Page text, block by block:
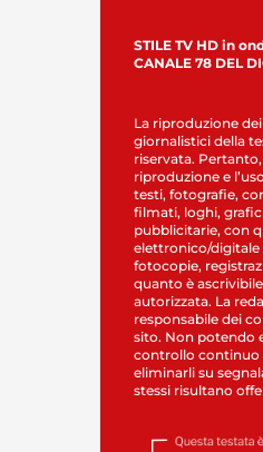
STILE TV HD in
CANALE 78 DEL
La riproduzione
giornalistici della
riservata.
riproduzione e
testi, fotografie,
filmati, loghi,
pubblicitarie, con
elettronico/digitale
fotocopie,
quanto è
autorizzata. La
responsabile dei
sito. Non potendo
controllo continuo
eliminarli su
stessi risultano